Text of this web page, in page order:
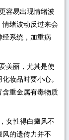
容易出现情绪波
情绪波动反过来会
系统，加重病
美丽，尤其是使
妆品时要小心。
含重金属有毒物质
女性得白癜风不
的遗传力并不